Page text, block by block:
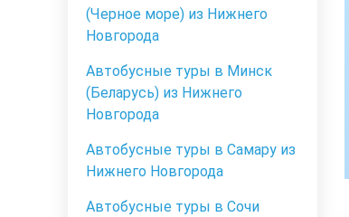
(Черное море) из Нижнего
Новгорода
Автобусные туры в Минск
(Беларусь) из Нижнего
Новгорода
Автобусные туры в Самару из
Нижнего Новгорода
Автобусные туры в Сочи